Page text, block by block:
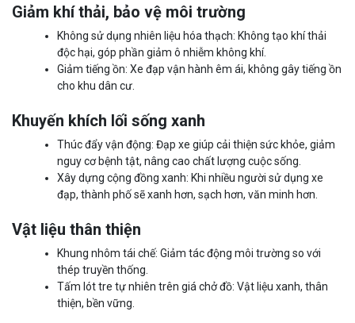
Giảm khí thải, bảo vệ môi trường
Không sử dụng nhiên liệu hóa thạch: Không tạo khí thải
độc hại, góp phần giảm ô nhiễm không khí.
Giảm tiếng ồn: Xe đạp vận hành êm ái, không gây tiếng ồn
cho khu dân cư.
Khuyến khích lối sống xanh
Thúc đẩy vận động: Đạp xe giúp cải thiện sức khỏe, giảm
nguy cơ bệnh tật, nâng cao chất lượng cuộc sống.
Xây dựng cộng đồng xanh: Khi nhiều người sử dụng xe
đạp, thành phố sẽ xanh hơn, sạch hơn, văn minh hơn.
Vật liệu thân thiện
Khung nhôm tái chế: Giảm tác động môi trường so với
thép truyền thống.
Tấm lót tre tự nhiên trên giá chở đồ: Vật liệu xanh, thân
thiện, bền vững.